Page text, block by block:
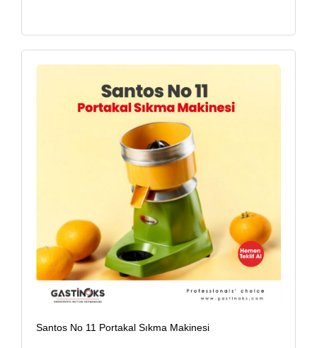
Santos No 11 Portakal Sıkma Makinesi